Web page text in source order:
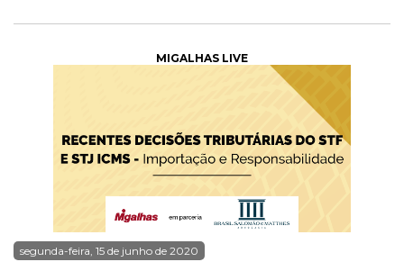
MIGALHAS LIVE
segunda-feira, 15 de junho de 2020